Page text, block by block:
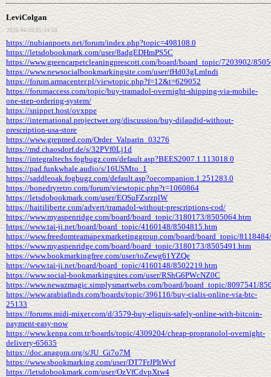
LeviColgan
2026-06-20 05:24:58
https://nubianpoets.net/forum/index.php?topic=498108.0
https://letsdobookmark.com/user/8adgEDHmPS5C
https://www.greencarpetcleaningprescott.com/board/board_topic/7203902/
https://www.newsocialbookmarkingsite.com/user/fHd03gLmlndi
https://forum.armacenter.pl/viewtopic.php?f=12&t=629052
https://forumaccess.com/topic/buy-tramadol-overnight-shipping-via-mobile-
one-step-ordering-system/
https://snippet.host/ovxppe
https://international.projectwet.org/discussion/buy-dilaudid-without-
prescription-usa-store
https://www.grepmed.com/Order_Valparin_03276
https://md.chaosdorf.de/s/32PVf0Lj1d
https://integraltechs.fogbugz.com/default.asp?BEES2007.1.113018.0
https://pad.funkwhale.audio/s/16USMto_1
https://saddleoak.fogbugz.com/default.asp?oecompanion.1.251283.0
https://bonedryretro.com/forum/viewtopic.php?t=1060864
https://letsdobookmark.com/user/EOSuFZsrzplW
https://haitiliberte.com/advert/tramadol-without-prescriptions-cod/
https://www.myaspenridge.com/board/board_topic/3180173/8505064.htm
https://www.tai-ji.net/board/board_topic/4160148/8504815.htm
https://www.freedomteamapexmarketinggroup.com/board/board_topic/
https://www.myaspenridge.com/board/board_topic/3180173/8505491.htm
https://www.bookmarkingfree.com/user/toZewg61YZQe
https://www.tai-ji.net/board/board_topic/4160148/8502219.htm
https://www.social-bookmarkingsites.com/user/RShG6PWcNZ0C
https://www.newazmagic.simplysmartwebs.com/board/board_topic/8097541/
https://www.arabiafinds.com/boards/topic/396116/buy-cialis-online-via-btc-
25133
https://forums.midi-mixer.com/d/3579-buy-eliquis-safely-online-with-bitcoin-
payment-easy-now
https://www.kenpa.com.tr/boards/topic/4309204/cheap-propranolol-overnight-
delivery-65635
https://doc.anagora.org/s/JU_Gi7o7M
https://www.sbookmarking.com/user/DT7FrJPItWvf
https://letsdobookmark.com/user/OzVfCdvpXtw4